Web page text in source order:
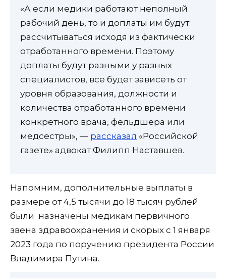
«А если медики работают неполный
рабочий день, то и доплаты им будут
рассчитываться исходя из фактически
отработанного времени. Поэтому
доплаты будут разными у разных
специалистов, все будет зависеть от
уровня образования, должности и
количества отработанного времени
конкретного врача, фельдшера или
медсестры», — рассказал «Российской
газете» адвокат Филипп Наставшев.
Напомним, дополнительные выплаты в
размере от 4,5 тысячи до 18 тысяч рублей
были назначены медикам первичного
звена здравоохранения и скорых с 1 января
2023 года по поручению президента России
Владимира Путина.